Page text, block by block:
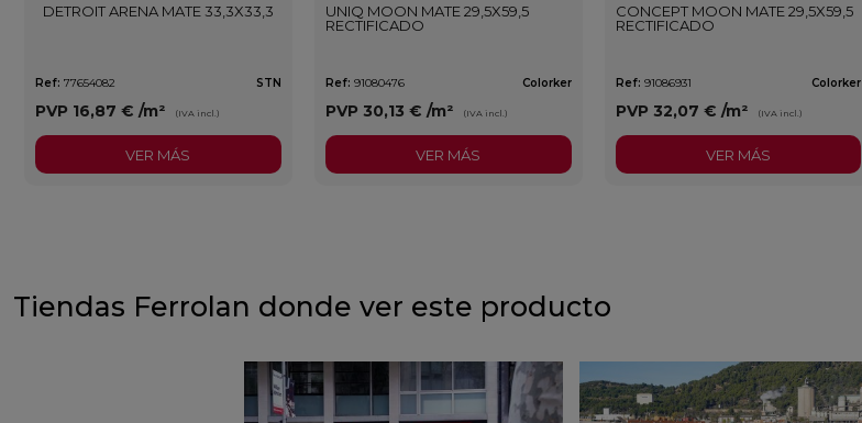
DETROIT ARENA MATE 33,3X33,3
Ref: 77654082 STN
PVP 16,87 € /m² (IVA incl.)
VER MÁS
UNIQ MOON MATE 29,5X59,5
RECTIFICADO
Ref: 91080476 Colorker
PVP 30,13 € /m² (IVA incl.)
VER MÁS
CONCEPT MOON MATE 29,5X59,5
RECTIFICADO
Ref: 91086931 Colorker
PVP 32,07 € /m² (IVA incl.)
VER MÁS
Tiendas Ferrolan donde ver este producto